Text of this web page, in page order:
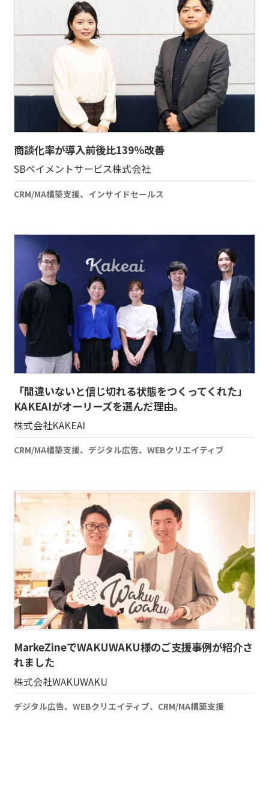
商談化率が導入前後比139％改善
SBペイメントサービス株式会社
CRM/MA構築支援、インサイドセールス
「間違いないと信じ切れる状態をつくってくれた」
KAKEAIがオーリーズを選んだ理由。
株式会社KAKEAI
CRM/MA構築支援、デジタル広告、WEBクリエイティブ
MarkeZineでWAKUWAKU様のご支援事例が紹介さ
れました
株式会社WAKUWAKU
デジタル広告、WEBクリエイティブ、CRM/MA構築支援